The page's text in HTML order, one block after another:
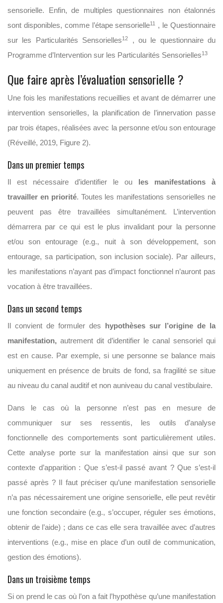
sensorielle. Enfin, de multiples questionnaires non étalonnés
sont disponibles, comme l’étape sensorielle11
, le Questionnaire
sur les Particularités Sensorielles12
, ou le questionnaire du
Programme d’Intervention sur les Particularités Sensorielles13
Que faire après l’évaluation sensorielle ?
Une fois les manifestations recueillies et avant de démarrer une
intervention sensorielles, la planification de l’innervation passe
par trois étapes, réalisées avec la personne et/ou son entourage
(Réveillé, 2019, Figure 2).
Dans un premier temps
Il est nécessaire d’identifier le ou les manifestations à
travailler en priorité. Toutes les manifestations sensorielles ne
peuvent pas être travaillées simultanément. L’intervention
démarrera par ce qui est le plus invalidant pour la personne
et/ou son entourage (e.g., nuit à son développement, son
entourage, sa participation, son inclusion sociale). Par ailleurs,
les manifestations n’ayant pas d’impact fonctionnel n’auront pas
vocation à être travaillées.
Dans un second temps
Il convient de formuler des hypothèses sur l’origine de la
manifestation, autrement dit d’identifier le canal sensoriel qui
est en cause. Par exemple, si une personne se balance mais
uniquement en présence de bruits de fond, sa fragilité se situe
au niveau du canal auditif et non auniveau du canal vestibulaire.
Dans le cas où la personne n’est pas en mesure de
communiquer sur ses ressentis, les outils d’analyse
fonctionnelle des comportements sont particulièrement utiles.
Cette analyse porte sur la manifestation ainsi que sur son
contexte d’apparition : Que s’est-il passé avant ? Que s’est-il
passé après ? Il faut préciser qu’une manifestation sensorielle
n’a pas nécessairement une origine sensorielle, elle peut revêtir
une fonction secondaire (e.g., s’occuper, réguler ses émotions,
obtenir de l’aide) ; dans ce cas elle sera travaillée avec d’autres
interventions (e.g., mise en place d’un outil de communication,
gestion des émotions).
Dans un troisième temps
Si on prend le cas où l’on a fait l’hypothèse qu’une manifestation